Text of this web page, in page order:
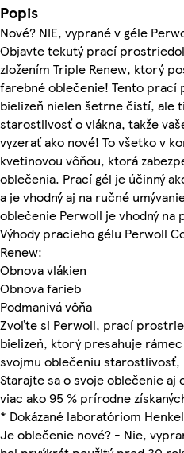
Popis
Nové? NIE, vyprané v géle
Objavte tekutý prací
zložením Triple Renew, ktorý
farebné oblečenie! Tento prací
bielizeň nielen šetrne čistí, ale
starostlivosť o vlákna, takže
vyzerať ako nové! To všetko v
kvetinovou vôňou, ktorá
oblečenia. Prací gél je účinný
a je vhodný aj na ručné
oblečenie Perwoll je vhodný na
Výhody pracieho gélu Perwoll
Renew:
Obnova vlákien
Obnova farieb
Podmanivá vôňa
Zvoľte si Perwoll, prací
bielizeň, ktorý presahuje
svojmu oblečeniu starostlivosť,
Starajte sa o svoje oblečenie aj
viac ako 95 % prírodne
* Dokázané laboratóriom
Je oblečenie nové? - Nie,